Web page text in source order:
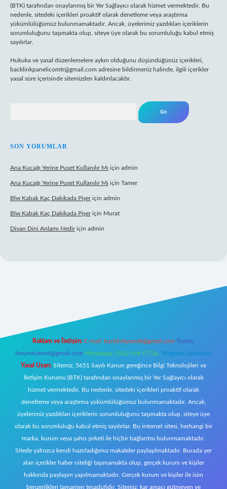
(BTK) tarafından onaylanmış bir Yer Sağlayıcı olarak hizmet vermektedir. Bu
nedenle, sitedeki içerikleri proaktif olarak denetleme veya araştırma
yükümlülüğümüz bulunmamaktadır. Ancak, üyelerimiz yazdıkları içeriklerin
sorumluluğunu taşımakta olup, siteye üye olarak bu sorumluluğu kabul etmiş
sayılırlar.
Hukuka ve yasal düzenlemelere aykırı olduğunu düşündüğünüz içerikleri,
backlinkpanelicomtr@gmail.com adresine bildirmeniz halinde, ilgili içerikler
yasal süre içerisinde sitemizden kaldırılacaktır.
SON YORUMLAR
Ana Kucağı Yerine Puset Kullanılır Mı için admin
Ana Kucağı Yerine Puset Kullanılır Mı için Tamer
Blw Kabak Kaç Dakikada Pişeriçin admin
Blw Kabak Kaç Dakikada Pişeriçin Murat
Divan Dini Anlamı Nediriçin admin
Reklam ve İletişim: E-mail: backlinkpaneli@gmail.com Teams:
forumhizmeti@gmail.com Whatsapp: 0262 606 0 726 Telegram: @karabul
Yasal Uyarı: Sitemiz, 5651 Sayılı Kanun gereğince Bilgi Teknolojileri ve
İletişim Kurumu (BTK) tarafından onaylanmış bir Yer Sağlayıcı olarak
hizmet vermektedir. Bu nedenle, sitedeki içerikleri proaktif olarak
denetleme veya araştırma yükümlülüğümüz bulunmamaktadır. Ancak,
üyelerimiz yazdıkları içeriklerin sorumluluğunu taşımakta olup, siteye üye
olarak bu sorumluluğu kabul etmiş sayılırlar. Bu internet sitesi, herhangi bir
marka, kurum veya şahıs şirketi ile hiçbir bağlantısı bulunmamaktadır.
Sitede yalnızca kendi hazırladığımız makaleler paylaşılmaktadır. Burada yer
alan içerikler haber niteliği taşımamakta olup, gerçek kurum ve kişiler
hakkında paylaşım yapılmamaktadır. Gerçek kurum ve kişiler ile isim
benzerlikleri tamamen tesadüfidir. Sitemiz, kar amacı gütmeyen ve